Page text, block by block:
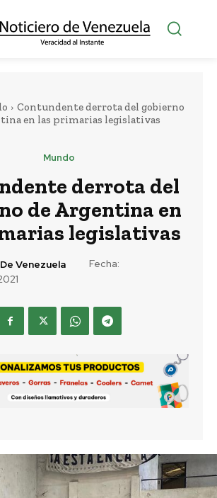
Contundente derrota del gobierno
en las primarias legislativas
Mundo
derrota del
de Argentina en
legislativas
Venezuela
Fecha: